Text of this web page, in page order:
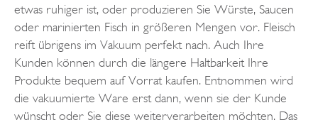
etwas ruhiger ist, oder produzieren Sie Würste, Saucen
oder marinierten Fisch in größeren Mengen vor. Fleisch
reift übrigens im Vakuum perfekt nach. Auch Ihre
Kunden können durch die längere Haltbarkeit Ihre
Produkte bequem auf Vorrat kaufen. Entnommen wird
die vakuumierte Ware erst dann, wenn sie der Kunde
wünscht oder Sie diese weiterverarbeiten möchten. Das